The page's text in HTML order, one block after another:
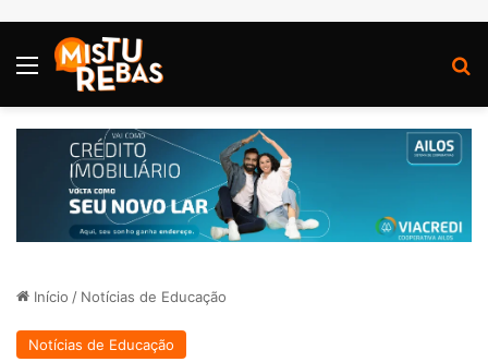
Menu
Início / Notícias de Educação
Notícias de Educação